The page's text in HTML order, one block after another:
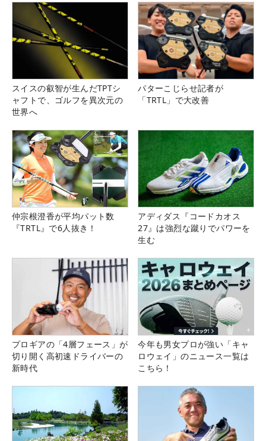
スイスの叡智が生んだTPTシ
ャフトで、ゴルフを異次元の
世界へ
パターこじらせ記者が
「TRTL」で大改善
仲宗根澄香が平均パット数
『TRTL』で6人抜き！
アディダス『コードカオス
27』は強烈な蹴りでパワーを
生む
プロギアの「4層フェース」が
切り開く高初速ドライバーの
新時代
今年も男女プロが強い「キャ
ロウェイ」のニュース一覧は
こちら！